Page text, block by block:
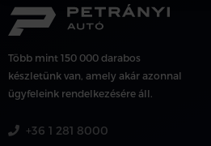
Több mint 150 000 darabos
készletünk van, amely akár azonnal
ügyfeleink rendelkezésére áll.
+36 1 281 8000